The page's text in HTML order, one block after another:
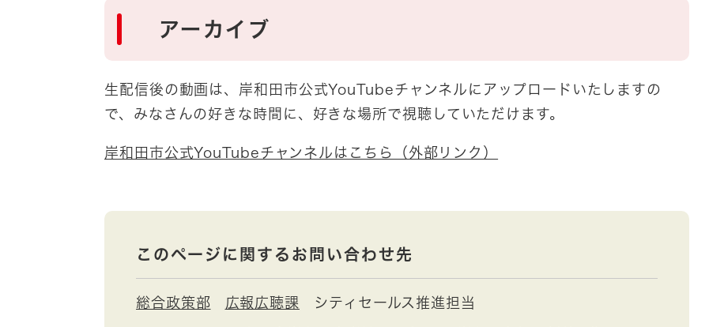
アーカイブ
生配信後の動画は、岸和田市公式YouTubeチャンネルにアップロードいたしますの
で、みなさんの好きな時間に、好きな場所で視聴していただけます。
岸和田市公式YouTubeチャンネルはこちら（外部リンク）
このページに関するお問い合わせ先
総合政策部 広報広聴課 シティセールス推進担当